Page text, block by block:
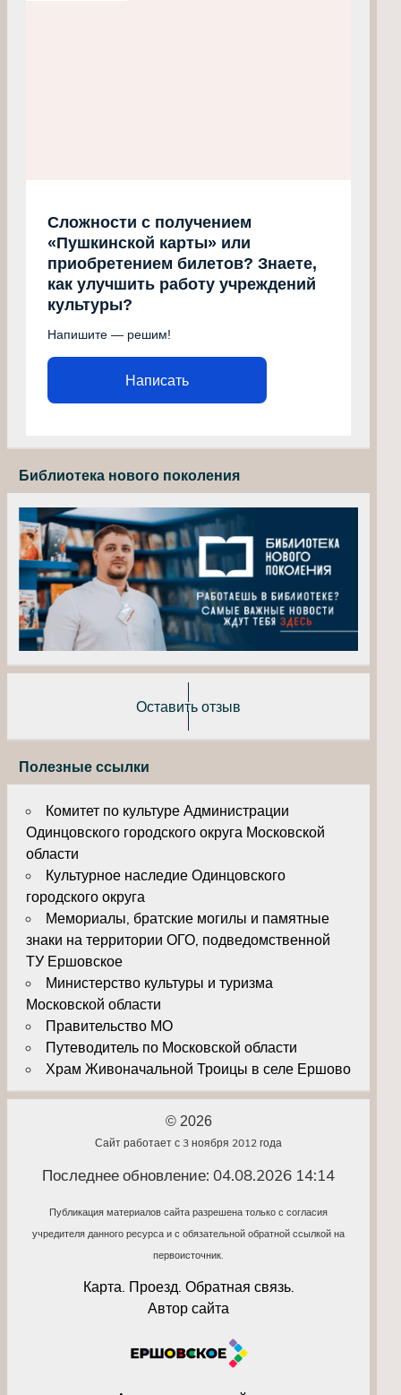
Сложности с получением
«Пушкинской карты» или
приобретением билетов? Знаете,
как улучшить работу учреждений
культуры?
Напишите — решим!
Написать
Библиотека нового поколения
Оставить отзыв
Полезные ссылки
Комитет по культуре Администрации
Одинцовского городского округа Московской
области
Культурное наследие Одинцовского
городского округа
Мемориалы, братские могилы и памятные
знаки на территории ОГО, подведомственной
ТУ Ершовское
Министерство культуры и туризма
Московской области
Правительство МО
Путеводитель по Московской области
Храм Живоначальной Троицы в селе Ершово
© 2026
Сайт работает с 3 ноября 2012 года
Последнее обновление: 04.08.2026 14:14
Публикация материалов сайта разрешена только с согласия
учредителя данного ресурса и с обязательной обратной ссылкой на
первоисточник.
Карта. Проезд. Обратная связь.
Автор сайта